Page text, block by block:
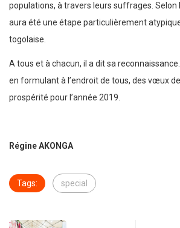
populations, à travers leurs suffrages. Selon
aura été une étape particulièrement
togolaise.
A tous et à chacun, il a dit sa
en formulant à l’endroit de tous, des vœux
prospérité pour l’année 2019.
Régine AKONGA
Tags: special